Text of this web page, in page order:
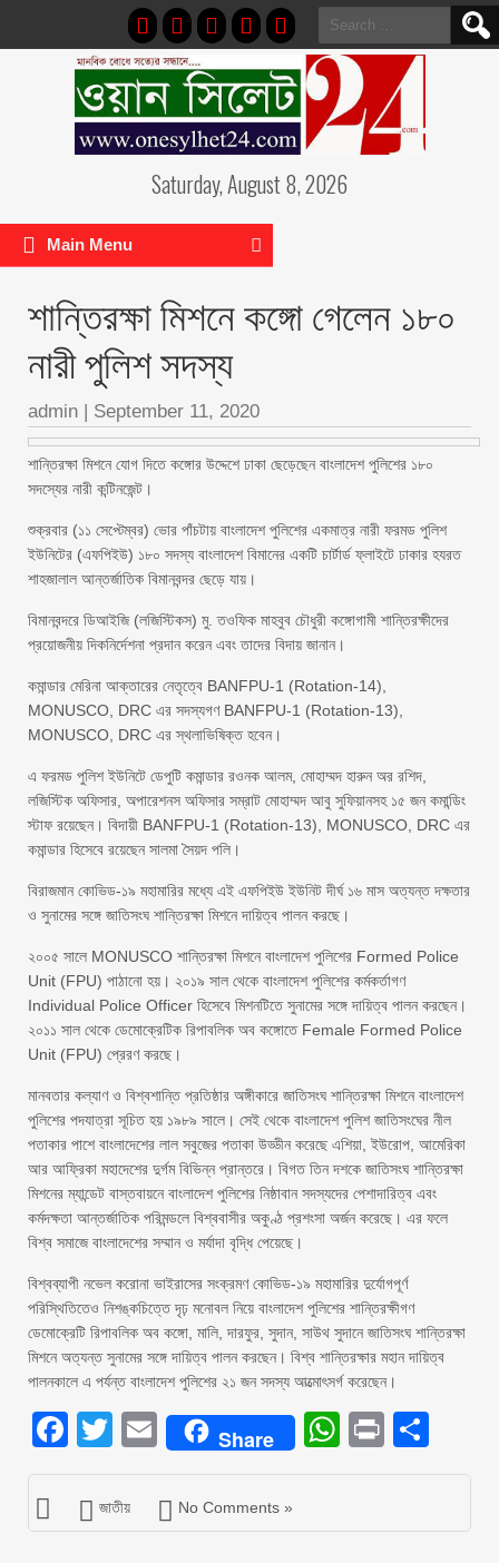
Search
for:
Saturday, August 8, 2026
Main Menu
শান্তিরক্ষা মিশনে কঙ্গো গেলেন ১৮০
নারী পুলিশ সদস্য
admin | September 11, 2020
শান্তিরক্ষা মিশনে যোগ দিতে কঙ্গোর উদ্দেশে ঢাকা ছেড়েছেন বাংলাদেশ পুলিশের ১৮০
সদস্যের নারী কন্টিনজেন্ট।
শুক্রবার (১১ সেপ্টেম্বর) ভোর পাঁচটায় বাংলাদেশ পুলিশের একমাত্র নারী ফরমড পুলিশ
ইউনিটের (এফপিইউ) ১৮০ সদস্য বাংলাদেশ বিমানের একটি চার্টার্ড ফ্লাইটে ঢাকার হযরত
শাহজালাল আন্তর্জাতিক বিমানবন্দর ছেড়ে যায়।
বিমানবন্দরে ডিআইজি (লজিস্টিকস) মু. তওফিক মাহবুব চৌধুরী কঙ্গোগামী শান্তিরক্ষীদের
প্রয়োজনীয় দিকনির্দেশনা প্রদান করেন এবং তাদের বিদায় জানান।
কমান্ডার মেরিনা আক্তারের নেতৃত্বে BANFPU-1 (Rotation-14),
MONUSCO, DRC এর সদস্যগণ BANFPU-1 (Rotation-13),
MONUSCO, DRC এর স্থলাভিষিক্ত হবেন।
এ ফরমড পুলিশ ইউনিটে ডেপুটি কমান্ডার রওনক আলম, মোহাম্মদ হারুন অর রশিদ,
লজিস্টিক অফিসার, অপারেশনস অফিসার সম্রাট মোহাম্মদ আবু সুফিয়ানসহ ১৫ জন কমান্ডিং
স্টাফ রয়েছেন। বিদায়ী BANFPU-1 (Rotation-13), MONUSCO, DRC এর
কমান্ডার হিসেবে রয়েছেন সালমা সৈয়দ পলি।
বিরাজমান কোভিড-১৯ মহামারির মধ্যে এই এফপিইউ ইউনিট দীর্ঘ ১৬ মাস অত্যন্ত দক্ষতার
ও সুনামের সঙ্গে জাতিসংঘ শান্তিরক্ষা মিশনে দায়িত্ব পালন করছে।
২০০৫ সালে MONUSCO শান্তিরক্ষা মিশনে বাংলাদেশ পুলিশের Formed Police
Unit (FPU) পাঠানো হয়। ২০১৯ সাল থেকে বাংলাদেশ পুলিশের কর্মকর্তাগণ
Individual Police Officer হিসেবে মিশনটিতে সুনামের সঙ্গে দায়িত্ব পালন করছেন।
২০১১ সাল থেকে ডেমোক্রেটিক রিপাবলিক অব কঙ্গোতে Female Formed Police
Unit (FPU) প্রেরণ করছে।
মানবতার কল্যাণ ও বিশ্বশান্তি প্রতিষ্ঠার অঙ্গীকারে জাতিসংঘ শান্তিরক্ষা মিশনে বাংলাদেশ
পুলিশের পদযাত্রা সূচিত হয় ১৯৮৯ সালে। সেই থেকে বাংলাদেশ পুলিশ জাতিসংঘের নীল
পতাকার পাশে বাংলাদেশের লাল সবুজের পতাকা উড্ডীন করেছে এশিয়া, ইউরোপ, আমেরিকা
আর আফ্রিকা মহাদেশের দুর্গম বিভিন্ন প্রান্তরে। বিগত তিন দশকে জাতিসংঘ শান্তিরক্ষা
মিশনের ম্যান্ডেট বাস্তবায়নে বাংলাদেশ পুলিশের নিষ্ঠাবান সদস্যদের পেশাদারিত্ব এবং
কর্মদক্ষতা আন্তর্জাতিক পরিমন্ডলে বিশ্ববাসীর অকুণ্ঠ প্রশংসা অর্জন করেছে। এর ফলে
বিশ্ব সমাজে বাংলাদেশের সম্মান ও মর্যাদা বৃদ্ধি পেয়েছে।
বিশ্বব্যাপী নভেল করোনা ভাইরাসের সংক্রমণ কোভিড-১৯ মহামারির দুর্যোগপূর্ণ
পরিস্থিতিতেও নিশঙ্কচিত্তে দৃঢ় মনোবল নিয়ে বাংলাদেশ পুলিশের শান্তিরক্ষীগণ
ডেমোক্রেটি রিপাবলিক অব কঙ্গো, মালি, দারফুর, সুদান, সাউথ সুদানে জাতিসংঘ শান্তিরক্ষা
মিশনে অত্যন্ত সুনামের সঙ্গে দায়িত্ব পালন করছেন। বিশ্ব শান্তিরক্ষার মহান দায়িত্ব
পালনকালে এ পর্যন্ত বাংলাদেশ পুলিশের ২১ জন সদস্য আত্মোৎসর্গ করেছেন।
Facebook
Twitter
EmailShare Print
জাতীয় No Comments »